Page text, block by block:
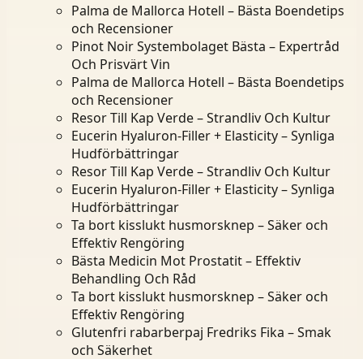
Palma de Mallorca Hotell – Bästa Boendetips
och Recensioner
Pinot Noir Systembolaget Bästa – Expertråd
Och Prisvärt Vin
Palma de Mallorca Hotell – Bästa Boendetips
och Recensioner
Resor Till Kap Verde – Strandliv Och Kultur
Eucerin Hyaluron-Filler + Elasticity – Synliga
Hudförbättringar
Resor Till Kap Verde – Strandliv Och Kultur
Eucerin Hyaluron-Filler + Elasticity – Synliga
Hudförbättringar
Ta bort kisslukt husmorsknep – Säker och
Effektiv Rengöring
Bästa Medicin Mot Prostatit – Effektiv
Behandling Och Råd
Ta bort kisslukt husmorsknep – Säker och
Effektiv Rengöring
Glutenfri rabarberpaj Fredriks Fika – Smak
och Säkerhet